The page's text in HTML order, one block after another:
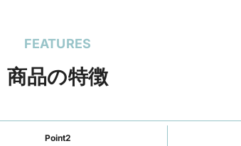
FEATURES
商品の特徴
Point2